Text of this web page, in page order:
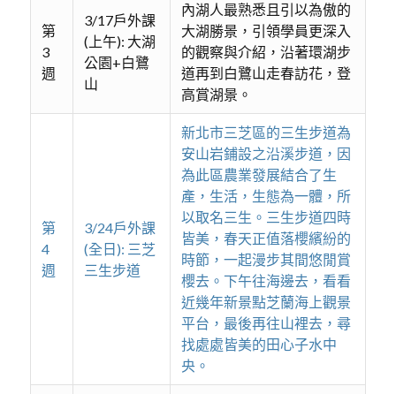
第
3
週
3/17戶外課
(上午): 大湖
公園+白鷺
山
內湖人最熟悉且引以為傲的
大湖勝景，引領學員更深入
的觀察與介紹，沿著環湖步
道再到白鷺山走春訪花，登
高賞湖景。
第
4
週
3/24戶外課
(全日): 三芝
三生步道
新北市三芝區的三生步道為
安山岩鋪設之沿溪步道，因
為此區農業發展結合了生
產，生活，生態為一體，所
以取名三生。三生步道四時
皆美，春天正值落櫻繽紛的
時節，一起漫步其間悠閒賞
櫻去。下午往海邊去，看看
近幾年新景點芝蘭海上觀景
平台，最後再往山裡去，尋
找處處皆美的田心子水中
央。